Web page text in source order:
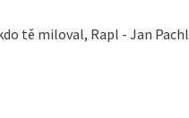
tě miloval, Rapl - Jan Pachl